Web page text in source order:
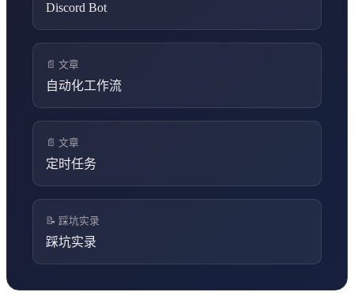
Discord Bot
📄 文章
自动化工作流
📄 文章
定时任务
📝 踩坑实录
踩坑实录